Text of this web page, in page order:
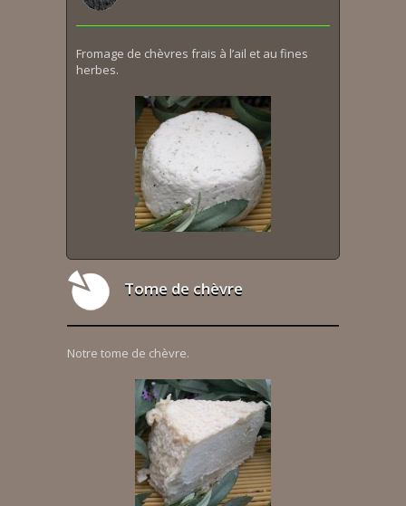
Fromage de chèvres frais à l’ail et au fines
herbes.
Tome de chèvre
Notre tome de chèvre.